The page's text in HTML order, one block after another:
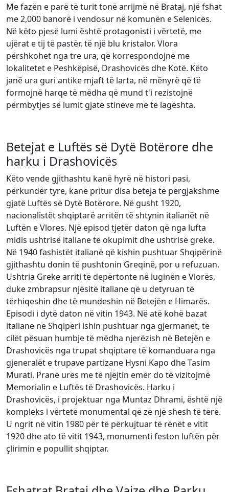
Me fazën e parë të turit tonë arrijmë në Brataj, një fshat
me 2,000 banorë i vendosur në komunën e Selenicës.
Në këto pjesë lumi është protagonisti i vërtetë, me
ujërat e tij të pastër, të një blu kristalor. Vlora
përshkohet nga tre ura, që korrespondojnë me
lokalitetet e Peshkëpisë, Drashovicës dhe Kotë. Këto
janë ura guri antike mjaft të larta, në mënyrë që të
formojnë harqe të mëdha që mund t'i rezistojnë
përmbytjes së lumit gjatë stinëve më të lagështa.
Betejat e Luftës së Dytë Botërore dhe
harku i Drashovicës
Këto vende gjithashtu kanë hyrë në histori pasi,
përkundër tyre, kanë pritur disa beteja të përgjakshme
gjatë Luftës së Dytë Botërore. Në gusht 1920,
nacionalistët shqiptarë arritën të shtynin italianët në
Luftën e Vlores. Një episod tjetër daton që nga lufta
midis ushtrisë italiane të okupimit dhe ushtrisë greke.
Në 1940 fashistët italianë që kishin pushtuar Shqipërinë
gjithashtu donin të pushtonin Greqinë, por u refuzuan.
Ushtria Greke arriti të depërtonte në luginën e Vlorës,
duke zmbrapsur njësitë italiane që u detyruan të
tërhiqeshin dhe të mundeshin në Betejën e Himarës.
Episodi i dytë daton në vitin 1943. Në atë kohë bazat
italiane në Shqipëri ishin pushtuar nga gjermanët, të
cilët pësuan humbje të mëdha njerëzish në Betejën e
Drashovicës nga trupat shqiptare të komanduara nga
gjeneralët e trupave partizane Hysni Kapo dhe Tasim
Murati. Pranë urës me të njëjtin emër do të vizitojmë
Memorialin e Luftës të Drashovicës. Harku i
Drashovicës, i projektuar nga Muntaz Dhrami, është një
kompleks i vërtetë monumental që zë një shesh të tërë.
U ngrit në vitin 1980 për të përkujtuar të rënët e vitit
1920 dhe ato të vitit 1943, monumenti feston luftën për
çlirimin e popullit shqiptar.